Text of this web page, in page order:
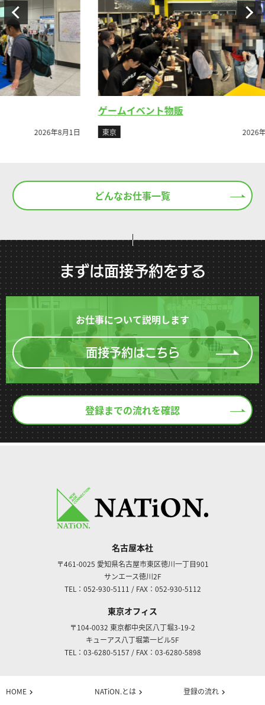
ゲームイベント物販
東京 東
どんなお仕事一覧
まずは面接予約をする
お仕事について説明します
面接予約はこちら
登録までの流れを確認
名古屋本社
〒461-0025 愛知県名古屋市東区徳川一丁目901
サンエース徳川2F
TEL：052-930-5111 / FAX：052-930-5112
東京オフィス
〒104-0032 東京都中央区八丁堀3-19-2
キューアス八丁堀第一ビル5F
TEL：03-6280-5157 / FAX：03-6280-5898
HOME chevron_right NATiON.とはchevron_right 登録の流れchevron_right